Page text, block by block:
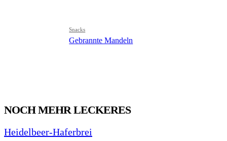
Snacks
Gebrannte Mandeln
NOCH MEHR LECKERES
Heidelbeer-Haferbrei